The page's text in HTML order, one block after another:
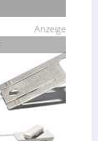
Anzeige